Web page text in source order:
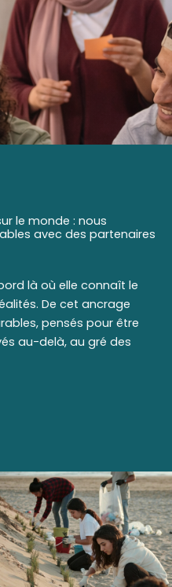
le monde : nous
avec des partenaires
là où elle connaît le
De cet ancrage
pensés pour être
au-delà, au gré des